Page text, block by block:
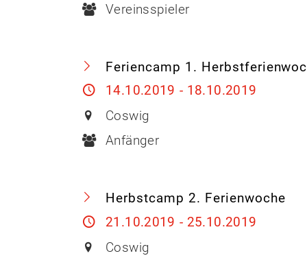
Vereinsspieler
Feriencamp 1.
14.10.2019 - 18.10.2019
Coswig
Anfänger
Herbstcamp 2. Ferienwoche
21.10.2019 - 25.10.2019
Coswig